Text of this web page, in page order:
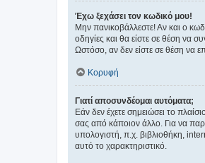
Έχω ξεχάσει τον κωδικό μου!
Μην πανικοβάλλεστε! Αν και ο
οδηγίες και θα είστε σε θέση να
Ωστόσο, αν δεν είστε σε θέση να
Κορυφή
Γιατί αποσυνδέομαι αυτόματα;
Εάν δεν έχετε σημειώσει το
σας από κάποιον άλλο. Για να
υπολογιστή, π.χ. βιβλιοθήκη,
αυτό το χαρακτηριστικό.